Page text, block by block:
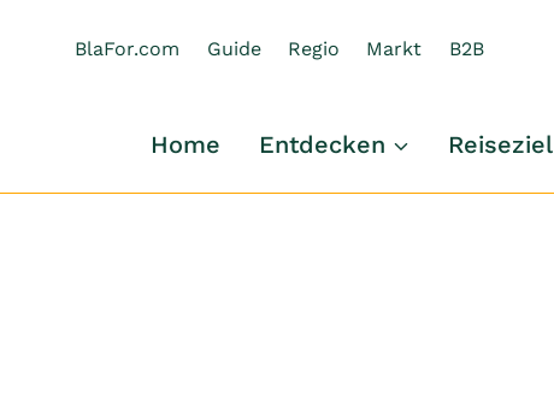
BlaFor.com Guide Regio Markt B2B
Home Entdecken Reiseziel